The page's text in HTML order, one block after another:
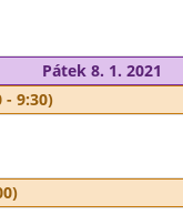
Pátek 8. 1. 2021
- 9:30)